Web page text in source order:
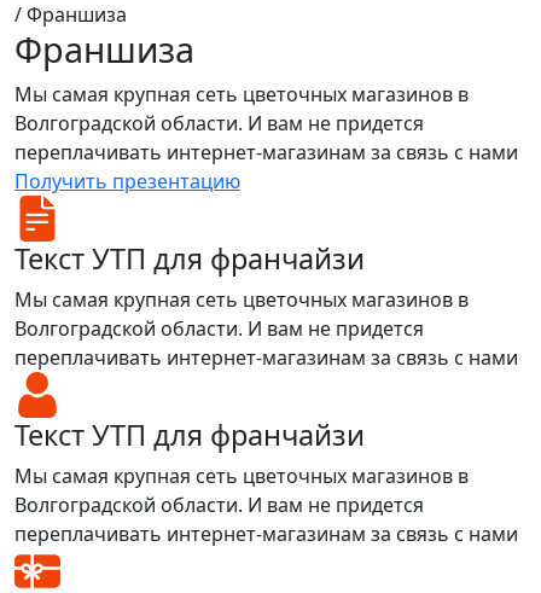
/ Франшиза
Франшиза
Мы самая крупная сеть цветочных магазинов в
Волгоградской области. И вам не придется
переплачивать интернет-магазинам за связь с нами
Получить презентацию
Текст УТП для франчайзи
Мы самая крупная сеть цветочных магазинов в
Волгоградской области. И вам не придется
переплачивать интернет-магазинам за связь с нами
Текст УТП для франчайзи
Мы самая крупная сеть цветочных магазинов в
Волгоградской области. И вам не придется
переплачивать интернет-магазинам за связь с нами